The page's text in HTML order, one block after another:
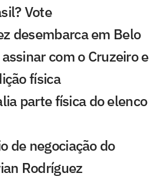
Vote
desembarca em Belo
com o Cruzeiro e
física
parte física do elenco
de negociação do
Rodríguez